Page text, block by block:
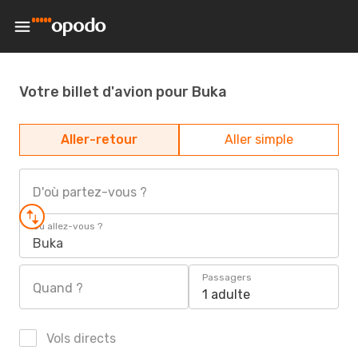
Votre billet d'avion pour Buka
Aller-retour Aller simple
D'où partez-vous ?
Où allez-vous ?
Buka
Quand ?
Passagers
1 adulte
Vols directs